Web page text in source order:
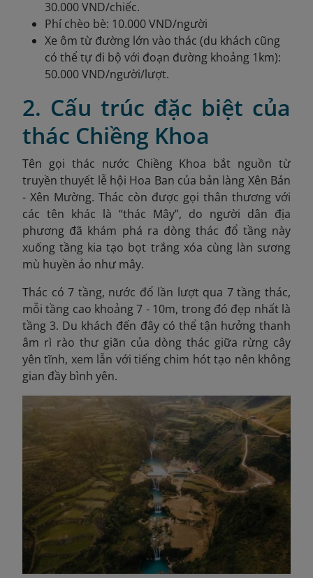
30.000 VND/chiếc.
Phí chèo bè: 10.000 VND/người
Xe ôm từ đường lớn vào thác (du khách cũng
có thể tự đi bộ với đoạn đường khoảng 1km):
50.000 VND/người/lượt.
2. Cấu trúc đặc biệt của
thác Chiềng Khoa
Tên gọi thác nước Chiềng Khoa bắt nguồn từ
truyền thuyết lễ hội Hoa Ban của bản làng Xên Bản
- Xên Mường. Thác còn được gọi thân thương với
các tên khác là “thác Mây”, do người dân địa
phương đã khám phá ra dòng thác đổ tầng này
xuống tầng kia tạo bọt trắng xóa cùng làn sương
mù huyền ảo như mây.
Thác có 7 tầng, nước đổ lần lượt qua 7 tầng thác,
mỗi tầng cao khoảng 7 - 10m, trong đó đẹp nhất là
tầng 3. Du khách đến đây có thể tận hưởng thanh
âm rì rào thư giãn của dòng thác giữa rừng cây
yên tĩnh, xem lẫn với tiếng chim hót tạo nên không
gian đầy bình yên.